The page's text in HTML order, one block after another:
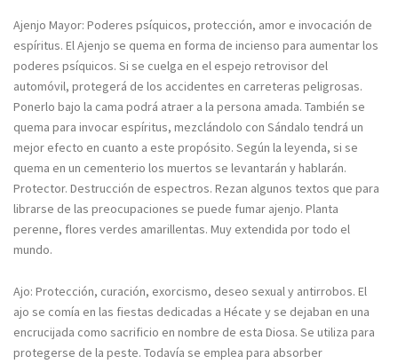
Ajenjo Mayor: Poderes psíquicos, protección, amor e invocación de
espíritus. El Ajenjo se quema en forma de incienso para aumentar los
poderes psíquicos. Si se cuelga en el espejo retrovisor del
automóvil, protegerá de los accidentes en carreteras peligrosas.
Ponerlo bajo la cama podrá atraer a la persona amada. También se
quema para invocar espíritus, mezclándolo con Sándalo tendrá un
mejor efecto en cuanto a este propósito. Según la leyenda, si se
quema en un cementerio los muertos se levantarán y hablarán.
Protector. Destrucción de espectros. Rezan algunos textos que para
librarse de las preocupaciones se puede fumar ajenjo. Planta
perenne, flores verdes amarillentas. Muy extendida por todo el
mundo.
Ajo: Protección, curación, exorcismo, deseo sexual y antirrobos. El
ajo se comía en las fiestas dedicadas a Hécate y se dejaban en una
encrucijada como sacrificio en nombre de esta Diosa. Se utiliza para
protegerse de la peste. Todavía se emplea para absorber